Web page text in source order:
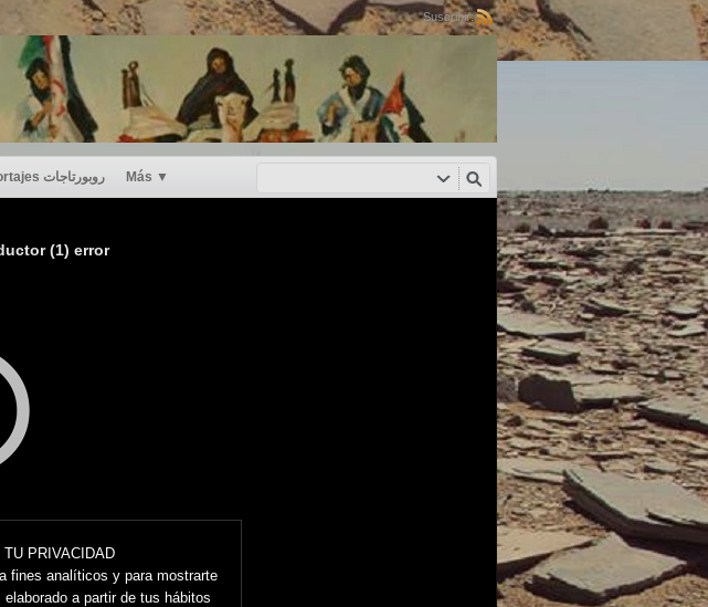
PRIVACIDAD
fines analíticos y para mostrarte
a partir de tus hábitos
Suscribir:
Reportajes روبورتاجات Más ▼
(1) error